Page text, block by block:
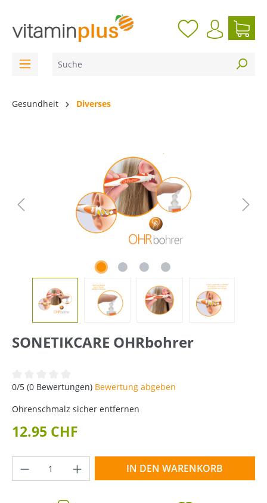
Gesundheit Diverses
SONETIKCARE OHRbohrer
Durchschnittliche Bewertung von 0 von 5 Sternen
0/5 (0 Bewertungen) Bewertung abgeben
Ohrenschmalz sicher entfernen
12.95 CHF
Produkt Anzahl: Gib den gewünschten
IN DEN WARENKORB